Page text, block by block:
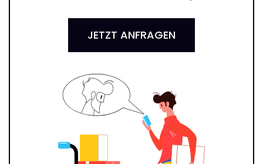
JETZT ANFRAGEN